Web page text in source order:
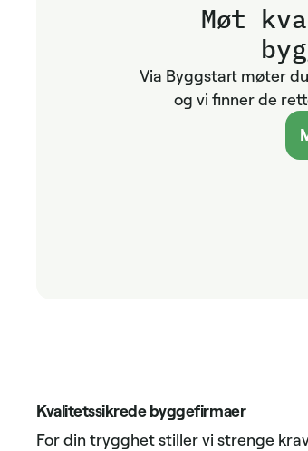
Møt
Via Byggstart møter
og vi finner de
Kvalitetssikrede byggefirmaer
For din trygghet stiller vi strenge